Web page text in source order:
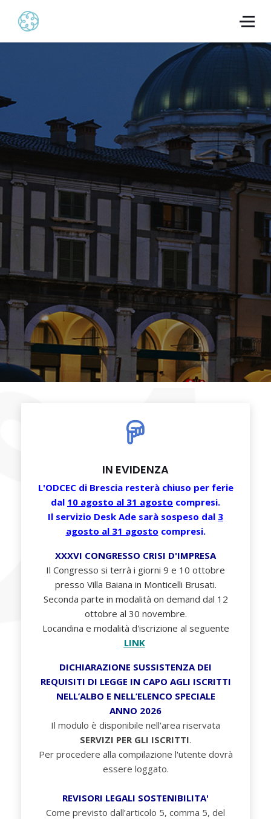
L'eccellenza della
Consulenza
al Vostro fianco
IN EVIDENZA
L'ODCEC di Brescia resterà chiuso per ferie
dal 10 agosto al 31 agosto compresi.
Il servizio Desk Ade sarà sospeso dal 3
agosto al 31 agosto compresi.
XXXVI CONGRESSO CRISI D'IMPRESA
Il Congresso si terrà i giorni 9 e 10 ottobre
presso Villa Baiana in Monticelli Brusati.
Seconda parte in modalità on demand dal 12
ottobre al 30 novembre.
Locandina e modalità d'iscrizione al seguente
LINK
DICHIARAZIONE SUSSISTENZA DEI
REQUISITI DI LEGGE IN CAPO AGLI ISCRITTI
NELL’ALBO E NELL’ELENCO SPECIALE
ANNO 2026
Il modulo è disponibile nell'area riservata
SERVIZI PER GLI ISCRITTI.
Per procedere alla compilazione l'utente dovrà
essere loggato.
REVISORI LEGALI SOSTENIBILITA'
Come previsto dall’articolo 5, comma 5, del